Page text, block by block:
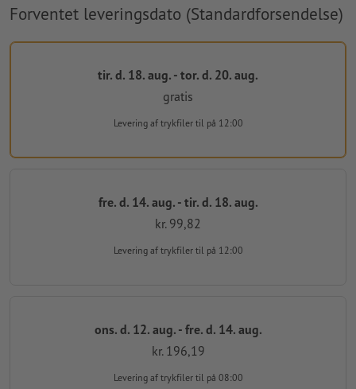
Forventet leveringsdato (Standardforsendelse)
tir. d. 18. aug. - tor. d. 20. aug.
gratis
Levering af trykfiler til på 12:00
fre. d. 14. aug. - tir. d. 18. aug.
kr. 99,82
Levering af trykfiler til på 12:00
ons. d. 12. aug. - fre. d. 14. aug.
kr. 196,19
Levering af trykfiler til på 08:00